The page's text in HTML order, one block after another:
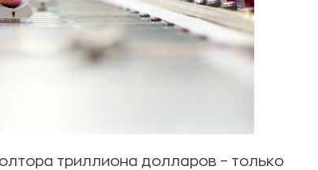
триллиона долларов – только